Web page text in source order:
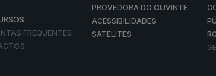
FREQUENTES
PROVEDORA DO OUVINTE
ACESSIBILIDADES
SATÉLITES